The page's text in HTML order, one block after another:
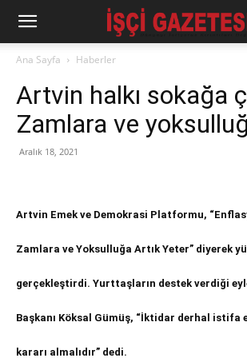
Ana Sayfa Haberler
Artvin halkı sokağa
Zamlara ve
Aralık 18, 2021
Artvin Emek ve Demokrasi Platformu,
Zamlara ve Yoksulluğa Artık Yeter” diyerek
gerçekleştirdi. Yurttaşların destek verdiği
Başkanı Köksal Gümüş, “İktidar derhal istifa
kararı almalıdır” dedi.